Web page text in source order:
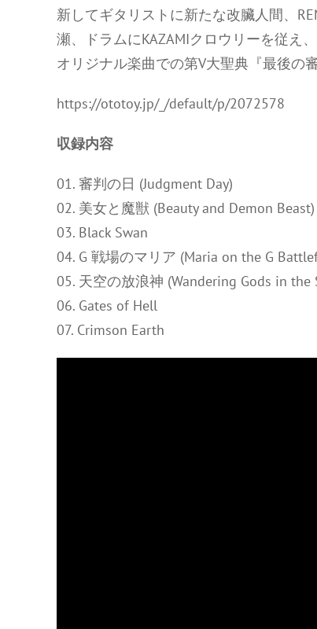
新してギタリストに新たな改臟人間、
瀬、ドラムにKAZAMIクロウリーを従え
オリジナル楽曲での第V大聖典『最後の
https://ototoy.jp/_/default/p/2072578
収録内容
01. 審判の日 (Judgment Day)
02. 美女と魔獣 (Beauty and Demon Beast)
03. Black Swan
04. G 戦場のマリア (Maria on the G
05. 天空の放浪神 (Wandering Gods in the
06. Gates of Hell
07. Crimson Earth